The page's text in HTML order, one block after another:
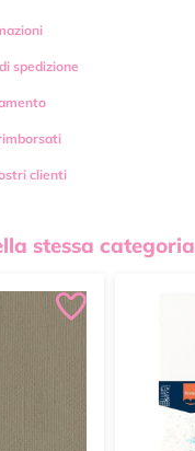
spedizione
clienti
stessa categoria